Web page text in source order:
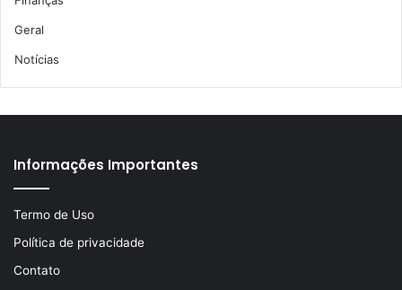
Geral
Notícias
Informações Importantes
Termo de Uso
Política de privacidade
Contato